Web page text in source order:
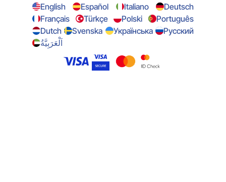
English
Español Italiano
Deutsch
Français
Türkçe Polski
Português
Dutch
Svenska Українська
Русский
اَلْعَرَبِيَّةُ